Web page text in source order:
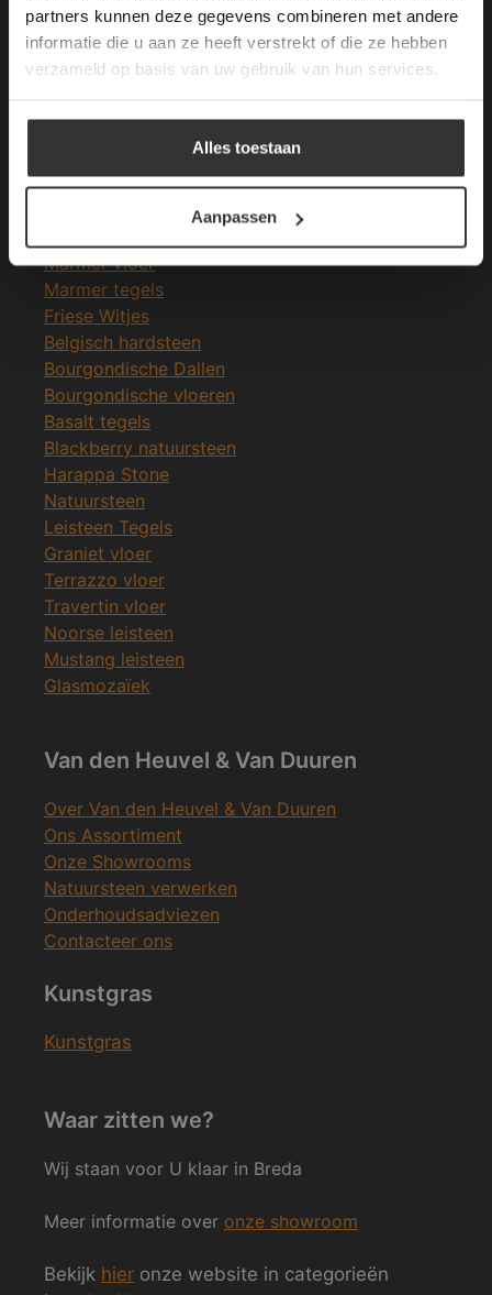
partners kunnen deze gegevens combineren met andere
informatie die u aan ze heeft verstrekt of die ze hebben
verzameld op basis van uw gebruik van hun services.
Alles toestaan
Aanpassen
Natuursteen vloeren
Leisteen vloer
Marmer vloer
Marmer tegels
Friese Witjes
Belgisch hardsteen
Bourgondische Dallen
Bourgondische vloeren
Basalt tegels
Blackberry natuursteen
Harappa Stone
Natuursteen
Leisteen Tegels
Graniet vloer
Terrazzo vloer
Travertin vloer
Noorse leisteen
Mustang leisteen
Glasmozaïek
Van den Heuvel & Van Duuren
Over Van den Heuvel & Van Duuren
Ons Assortiment
Onze Showrooms
Natuursteen verwerken
Onderhoudsadviezen
Contacteer ons
Kunstgras
Kunstgras
Waar zitten we?
Wij staan voor U klaar in Breda
Meer informatie over onze showroom
Bekijk hier onze website in categorieën
verder
ALLES ACCEPTEREN
ALLES AFWIJZEN
DETAILS WEERGEVEN